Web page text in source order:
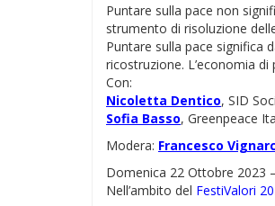
Puntare sulla pace non
strumento di risoluzione
Puntare sulla pace significa
ricostruzione. L’economia
Con:
Nicoletta Dentico, SID
Sofia Basso, Greenpeace
Modera: Francesco
Domenica 22 Ottobre 2023
Nell’ambito del FestiValori